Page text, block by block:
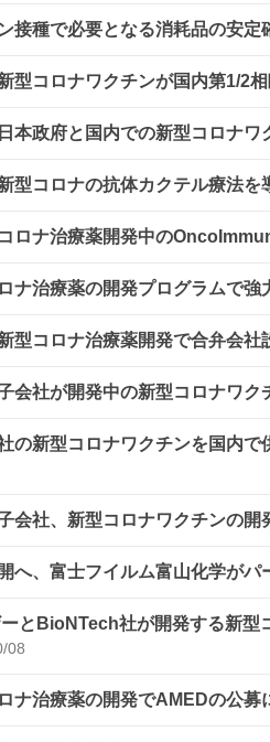
接種で必要となる消耗品の安
型コロナワクチンが国内第1/2
本政府と国内での新型コロナ
型コロナの抗体カクテル療法を
ロナ治療薬開発中の
ナ治療薬の開発プログラムで
型コロナ治療薬開発で合弁会社
会社が開発中の新型コロナワ
の新型コロナワクチンを国内
会社、新型コロナワクチンの
へ、富士フイルム富山化学が
とBioNTech社が開発する新
08
ナ治療薬の開発でAMEDの公